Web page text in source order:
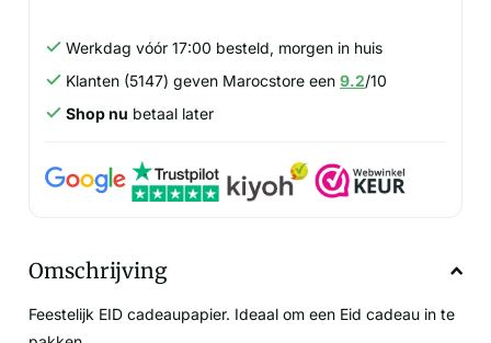
Werkdag vóór 17:00 besteld, morgen in huis
Klanten (5147) geven Marocstore een 9.2/10
Shop nu betaal later
Omschrijving
Feestelijk EID cadeaupapier. Ideaal om een Eid cadeau in te